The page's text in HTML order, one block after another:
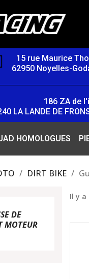
15 rue Maurice
62950 Noyelles-
186 ZA de
LA LANDE DE
HOMOLOGUES
DIRT BIKE
DE
MOTEUR
Il y a